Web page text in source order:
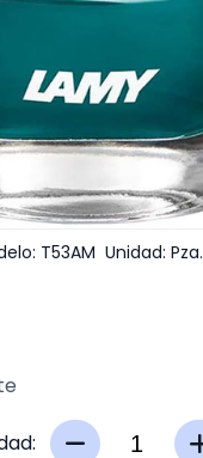
T53AM Unidad: Pza.